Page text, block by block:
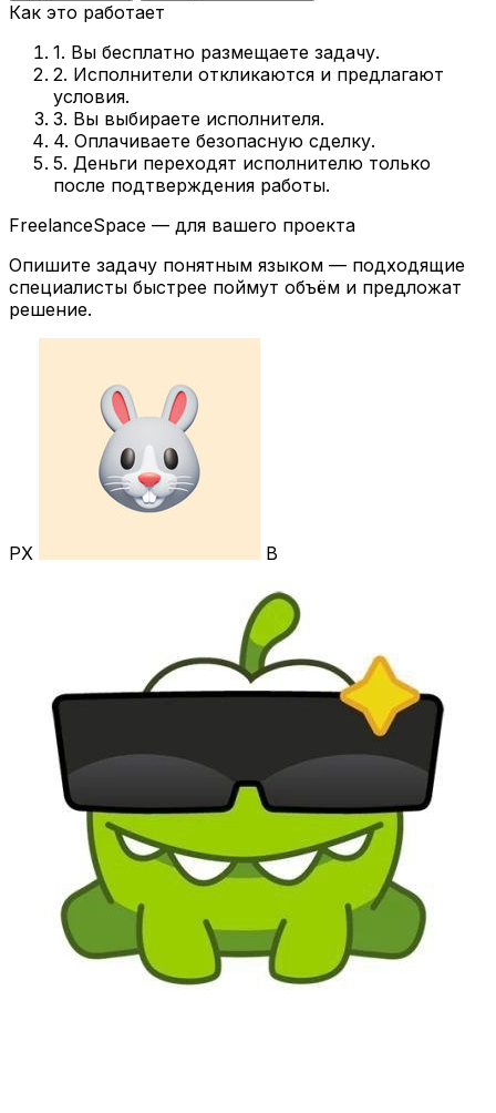
Как это работает
1. Вы бесплатно размещаете задачу.
2. Исполнители откликаются и предлагают
условия.
3. Вы выбираете исполнителя.
4. Оплачиваете безопасную сделку.
5. Деньги переходят исполнителю только
после подтверждения работы.
FreelanceSpace — для вашего проекта
Опишите задачу понятным языком — подходящие
специалисты быстрее поймут объём и предложат
решение.
РХ В